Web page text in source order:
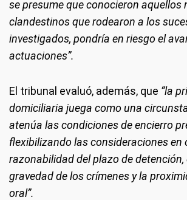
se presume que conocieron aquellos
clandestinos que rodearon a los
investigados, pondría en riesgo el
actuaciones”.
El tribunal evaluó, además, que “la
domiciliaria juega como una
atenúa las condiciones de encierro
flexibilizando las consideraciones en
razonabilidad del plazo de detención,
gravedad de los crímenes y la
oral”.